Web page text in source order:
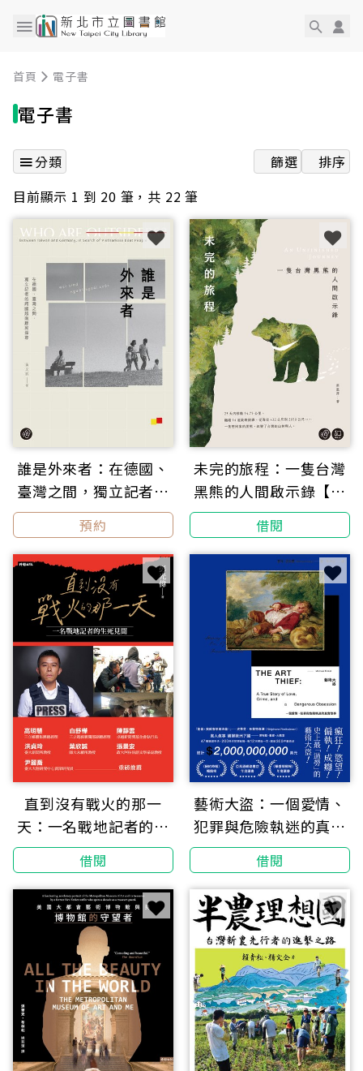
首頁 電子書
電子書
分類 篩選
排序
目前顯示 1 到 20 筆，共 22 筆
誰是外來者：在德國、
臺灣之間，獨立記者的
跨國越南難民探尋【無
障礙版本＋作者影音導
讀】
預約
未完的旅程：一隻台灣
黑熊的人間啟示錄【無
障礙版本＋作者影音導
讀】
借閱
直到沒有戰火的那一
天：一名戰地記者的生
死見聞
借閱
藝術大盜：一個愛情、
犯罪與危險執迷的真實
故事【亞馬遜年度選
書】
借閱